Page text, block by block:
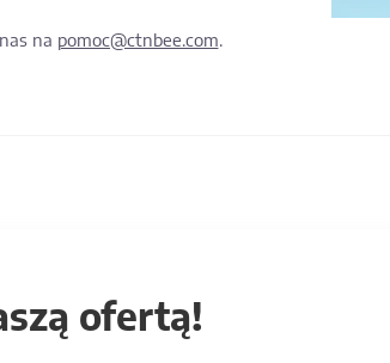
na pomoc@ctnbee.com.
ofertą!